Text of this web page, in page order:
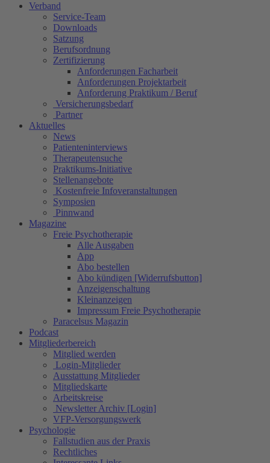
Verband
Service-Team
Downloads
Satzung
Berufsordnung
Zertifizierung
Anforderungen Facharbeit
Anforderungen Projektarbeit
Anforderung Praktikum / Beruf
Versicherungsbedarf
Partner
Aktuelles
News
Patienteninterviews
Therapeutensuche
Praktikums-Initiative
Stellenangebote
Kostenfreie Infoveranstaltungen
Symposien
Pinnwand
Magazine
Freie Psychotherapie
Alle Ausgaben
App
Abo bestellen
Abo kündigen [Widerrufsbutton]
Anzeigenschaltung
Kleinanzeigen
Impressum Freie Psychotherapie
Paracelsus Magazin
Podcast
Mitgliederbereich
Mitglied werden
Login-Mitglieder
Ausstattung Mitglieder
Mitgliedskarte
Arbeitskreise
Newsletter Archiv [Login]
VFP-Versorgungswerk
Psychologie
Fallstudien aus der Praxis
Rechtliches